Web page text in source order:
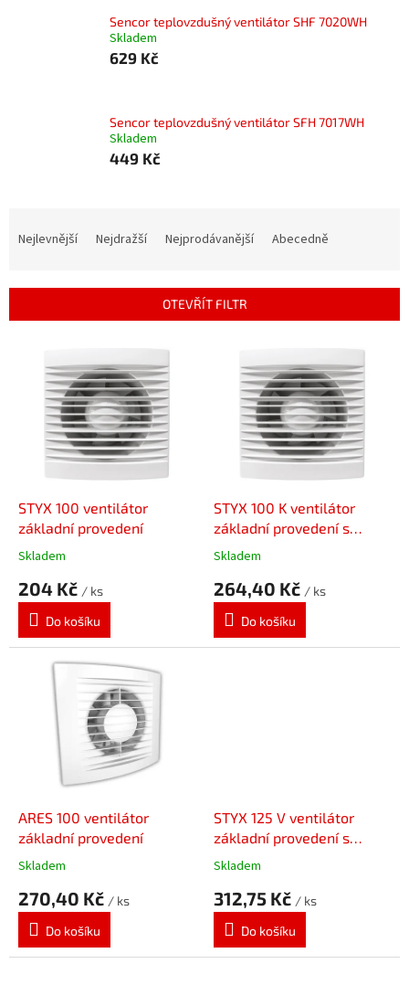
Sencor teplovzdušný ventilátor SHF 7020WH
Skladem
629 Kč
Sencor teplovzdušný ventilátor SFH 7017WH
Skladem
449 Kč
í
Nejlevnější Nejdražší Nejprodávanější Abecedně
OTEVŘÍT FILTR
STYX 100 ventilátor
základní provedení
Skladem
204 Kč / ks
Do košíku
STYX 100 K ventilátor
základní provedení s
klapkou
Skladem
264,40 Kč / ks
Do košíku
ARES 100 ventilátor
základní provedení
Skladem
270,40 Kč / ks
Do košíku
STYX 125 V ventilátor
základní provedení s
tahovým vypínačem
Skladem
312,75 Kč / ks
Do košíku